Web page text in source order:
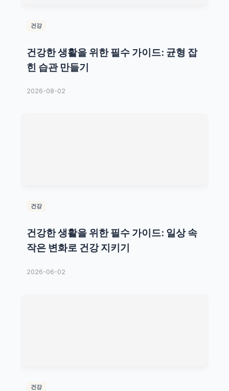
건강
건강한 생활을 위한 필수 가이드: 균형 잡
힌 습관 만들기
2026-08-02
건강
건강한 생활을 위한 필수 가이드: 일상 속
작은 변화로 건강 지키기
2026-06-02
건강